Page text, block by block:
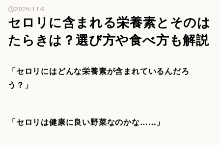
セロリに含まれる栄養素とそのは
たらきは？選び方や食べ方も解説
2025/11/9
「セロリにはどんな栄養素が含まれているんだろ
う？」
「セロリは健康に良い野菜なのかな……」